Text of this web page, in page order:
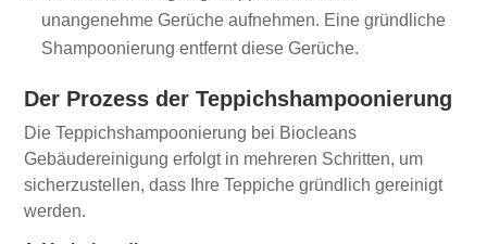
unangenehme Gerüche aufnehmen. Eine gründliche
Shampoonierung entfernt diese Gerüche.
Der Prozess der Teppichshampoonierung
Die Teppichshampoonierung bei Biocleans
Gebäudereinigung erfolgt in mehreren Schritten, um
sicherzustellen, dass Ihre Teppiche gründlich gereinigt
werden.